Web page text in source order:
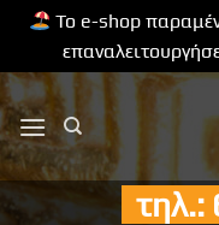
Το e-shop
Μετάβαση
στο
περιεχόμενο
τηλ.: